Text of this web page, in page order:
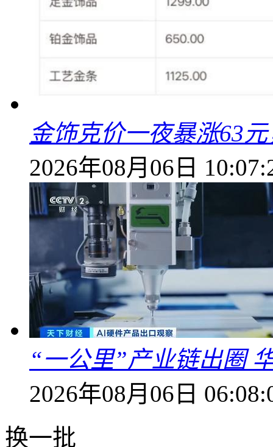
金饰克价一夜暴涨63
2026年08月06日
“一公里”产业链出圈
2026年08月06日
换一批